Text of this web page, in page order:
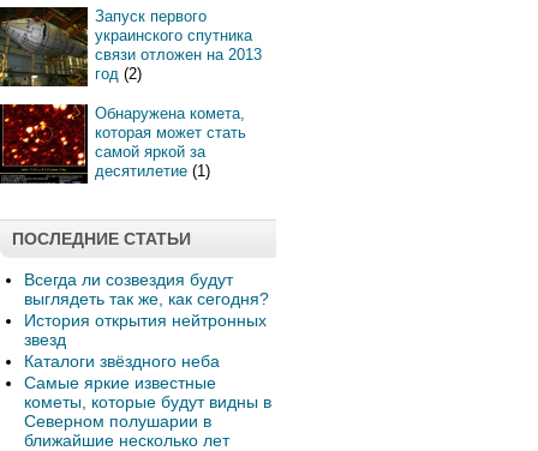
Запуск первого
украинского спутника
связи отложен на 2013
год (2)
Обнаружена комета,
которая может стать
самой яркой за
десятилетие (1)
ПОСЛЕДНИЕ СТАТЬИ
Всегда ли созвездия будут
выглядеть так же, как сегодня?
История открытия нейтронных
звезд
Каталоги звёздного неба
Самые яркие известные
кометы, которые будут видны в
Северном полушарии в
ближайшие несколько лет